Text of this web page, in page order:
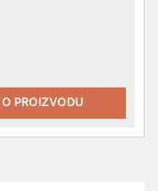
PROIZVODU